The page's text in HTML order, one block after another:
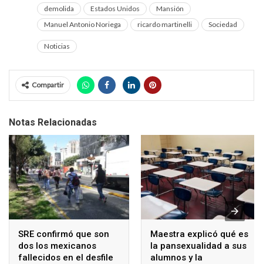
demolida Estados Unidos
Mansión
Manuel Antonio Noriega
ricardo martinelli Sociedad
Noticias
Compartir
Notas Relacionadas
SRE confirmó que son
dos los mexicanos
fallecidos en el desfile
Maestra explicó qué es
la pansexualidad a sus
alumnos y la